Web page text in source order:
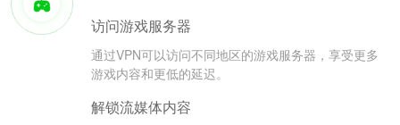
访问游戏服务器
通过VPN可以访问不同地区的游戏服务器，享受更多
游戏内容和更低的延迟。
解锁流媒体内容